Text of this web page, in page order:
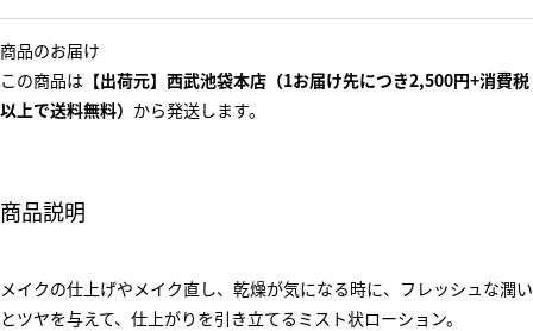
商品のお届け
この商品は 【出荷元】西武池袋本店（1お届け先につき2,500円+消費税
以上で送料無料） から発送します。
商品説明
メイクの仕上げやメイク直し、乾燥が気になる時に、フレッシュな潤い
とツヤを与えて、仕上がりを引き立てるミスト状ローション。